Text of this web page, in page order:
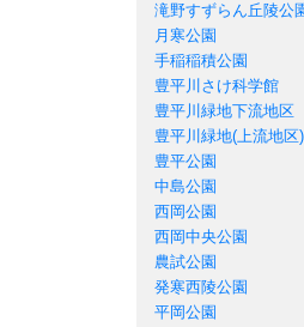
滝野すずらん丘陵公
月寒公園
手稲稲積公園
豊平川さけ科学館
豊平川緑地下流地区
豊平川緑地(上流地区)
豊平公園
中島公園
西岡公園
西岡中央公園
農試公園
発寒西陵公園
平岡公園